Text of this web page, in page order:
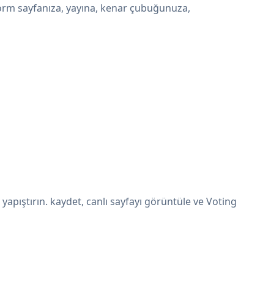
sayfanıza, yayına, kenar çubuğunuza,
kaydet, canlı sayfayı görüntüle ve Voting